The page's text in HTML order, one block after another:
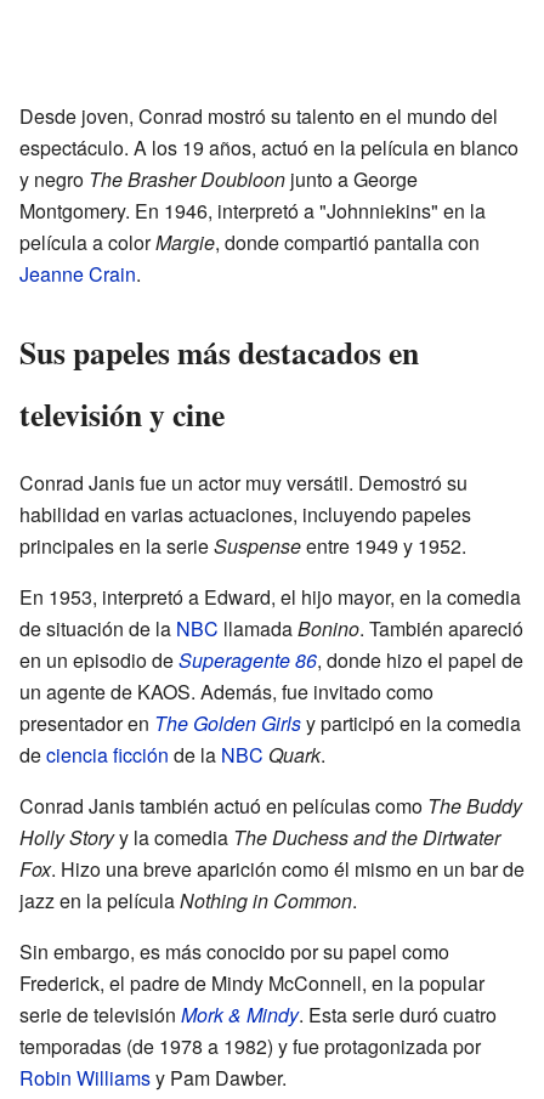
Desde joven, Conrad mostró su talento en el mundo del
espectáculo. A los 19 años, actuó en la película en blanco
y negro The Brasher Doubloon junto a George
Montgomery. En 1946, interpretó a "Johnniekins" en la
película a colorMargie, donde compartió pantalla con
Jeanne Crain.
Sus papeles más destacados en
televisión y cine
Conrad Janis fue un actor muy versátil. Demostró su
habilidad en varias actuaciones, incluyendo papeles
principales en la serieSuspenseentre 1949 y 1952.
En 1953, interpretó a Edward, el hijo mayor, en la comedia
de situación de la NBC llamadaBonino. También apareció
en un episodio deSuperagente 86, donde hizo el papel de
un agente de KAOS. Además, fue invitado como
presentador en The Golden Girlsy participó en la comedia
deciencia ficción de la NBC Quark.
Conrad Janis también actuó en películas como The Buddy
Holly Storyy la comedia The Duchess and the Dirtwater
Fox. Hizo una breve aparición como él mismo en un bar de
jazz en la películaNothing in Common.
Sin embargo, es más conocido por su papel como
Frederick, el padre de Mindy McConnell, en la popular
serie de televisión Mork & Mindy. Esta serie duró cuatro
temporadas (de 1978 a 1982) y fue protagonizada por
Robin Williamsy Pam Dawber.